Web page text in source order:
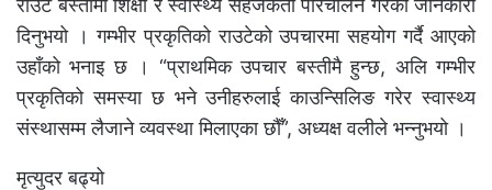
राउटे बस्तीमा शिक्षा र स्वास्थ्य सहजकर्ता परिचालन गरेको जानकारी
दिनुभयो । गम्भीर प्रकृतिको राउटेको उपचारमा सहयोग गर्दै आएको
उहाँको भनाइ छ । “प्राथमिक उपचार बस्तीमै हुन्छ, अलि गम्भीर
प्रकृतिको समस्या छ भने उनीहरुलाई काउन्सिलिङ गरेर स्वास्थ्य
संस्थासम्म लैजाने व्यवस्था मिलाएका छौँ”, अध्यक्ष वलीले भन्नुभयो ।
मृत्युदर बढ्यो